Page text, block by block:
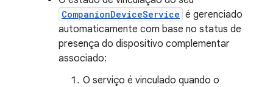
CompanionDeviceService é gerenciado
automaticamente com base no status de
presença do dispositivo complementar
associado:
O serviço é vinculado quando o